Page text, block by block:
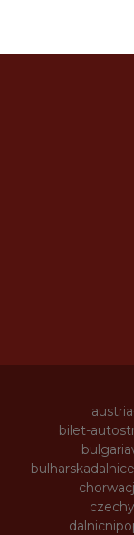
bilet-